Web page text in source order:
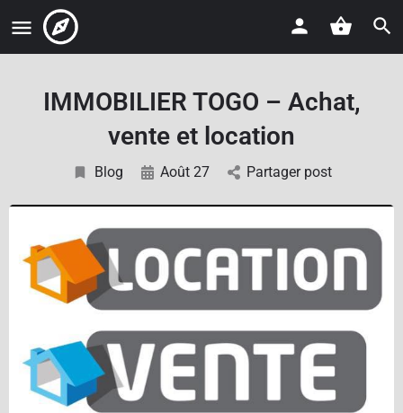
IMMOBILIER TOGO – Achat,
vente et location
Blog Août 27 Partager post